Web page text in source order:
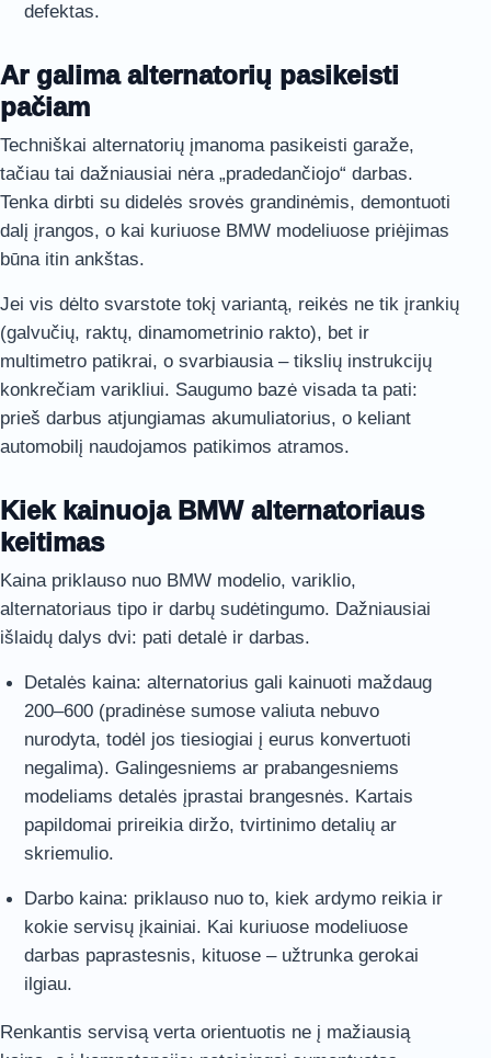
defektas.
Ar galima alternatorių pasikeisti
pačiam
Techniškai alternatorių įmanoma pasikeisti garaže,
tačiau tai dažniausiai nėra „pradedančiojo“ darbas.
Tenka dirbti su didelės srovės grandinėmis, demontuoti
dalį įrangos, o kai kuriuose BMW modeliuose priėjimas
būna itin ankštas.
Jei vis dėlto svarstote tokį variantą, reikės ne tik įrankių
(galvučių, raktų, dinamometrinio rakto), bet ir
multimetro patikrai, o svarbiausia – tikslių instrukcijų
konkrečiam varikliui. Saugumo bazė visada ta pati:
prieš darbus atjungiamas akumuliatorius, o keliant
automobilį naudojamos patikimos atramos.
Kiek kainuoja BMW alternatoriaus
keitimas
Kaina priklauso nuo BMW modelio, variklio,
alternatoriaus tipo ir darbų sudėtingumo. Dažniausiai
išlaidų dalys dvi: pati detalė ir darbas.
Detalės kaina: alternatorius gali kainuoti maždaug
200–600 (pradinėse sumose valiuta nebuvo
nurodyta, todėl jos tiesiogiai į eurus konvertuoti
negalima). Galingesniems ar prabangesniems
modeliams detalės įprastai brangesnės. Kartais
papildomai prireikia diržo, tvirtinimo detalių ar
skriemulio.
Darbo kaina: priklauso nuo to, kiek ardymo reikia ir
kokie servisų įkainiai. Kai kuriuose modeliuose
darbas paprastesnis, kituose – užtrunka gerokai
ilgiau.
Renkantis servisą verta orientuotis ne į mažiausią